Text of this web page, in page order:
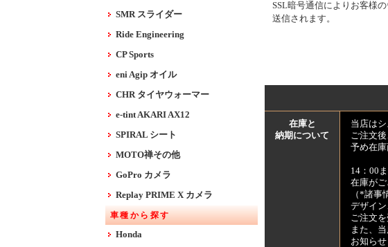
SMR スライダー
Ride Engineering
CP Sports
eni Agip オイル
CHR タイヤウォーマー
e-tint AKARI AX12
SPIRAL シート
MOTO禅その他
GoPro カメラ
Replay PRIME X カメラ
車種から探す
Honda
SSL暗号通信によりお客様
送信されます。
在庫と
納期について
当店は
ご注文
予め在
14：00
在庫が
（*諸事
デザイ
ご注文
また、
お知ら